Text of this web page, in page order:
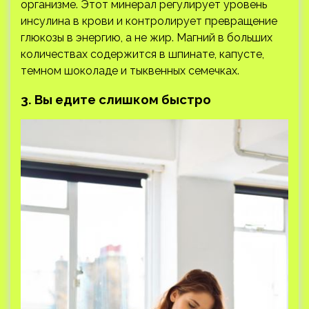
организме. Этот минерал регулирует уровень
инсулина в крови и контролирует превращение
глюкозы в энергию, а не жир. Магний в больших
количествах содержится в шпинате, капусте,
темном шоколаде и тыквенных семечках.
3. Вы едите слишком быстро